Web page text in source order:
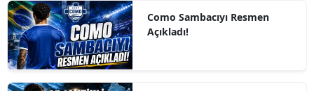
Como Sambacıyı Resmen
Açıkladı!